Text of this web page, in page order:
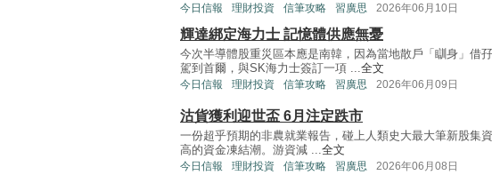
今日信報 理財投資 信筆攻略 習廣思 2026年06月10日
輝達綁定海力士 記憶體供應無憂
今次半導體股重災區本應是南韓，因為當地散戶「瞓身」借
駕到首爾，與SK海力士簽訂一項 ... 全文
今日信報 理財投資 信筆攻略 習廣思 2026年06月09日
沽貨獲利迎世盃 6月注定跌市
一份超乎預期的非農就業報告，碰上人類史大最大筆新股集
高的資金凍結潮。游資減 ... 全文
今日信報 理財投資 信筆攻略 習廣思 2026年06月08日